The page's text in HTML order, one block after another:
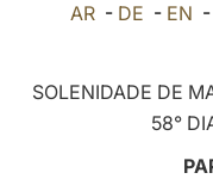
AR- DE - EN -
SOLENIDADE DE
58°